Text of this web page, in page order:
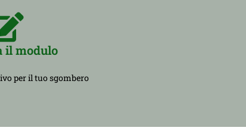
il modulo
per il tuo sgombero